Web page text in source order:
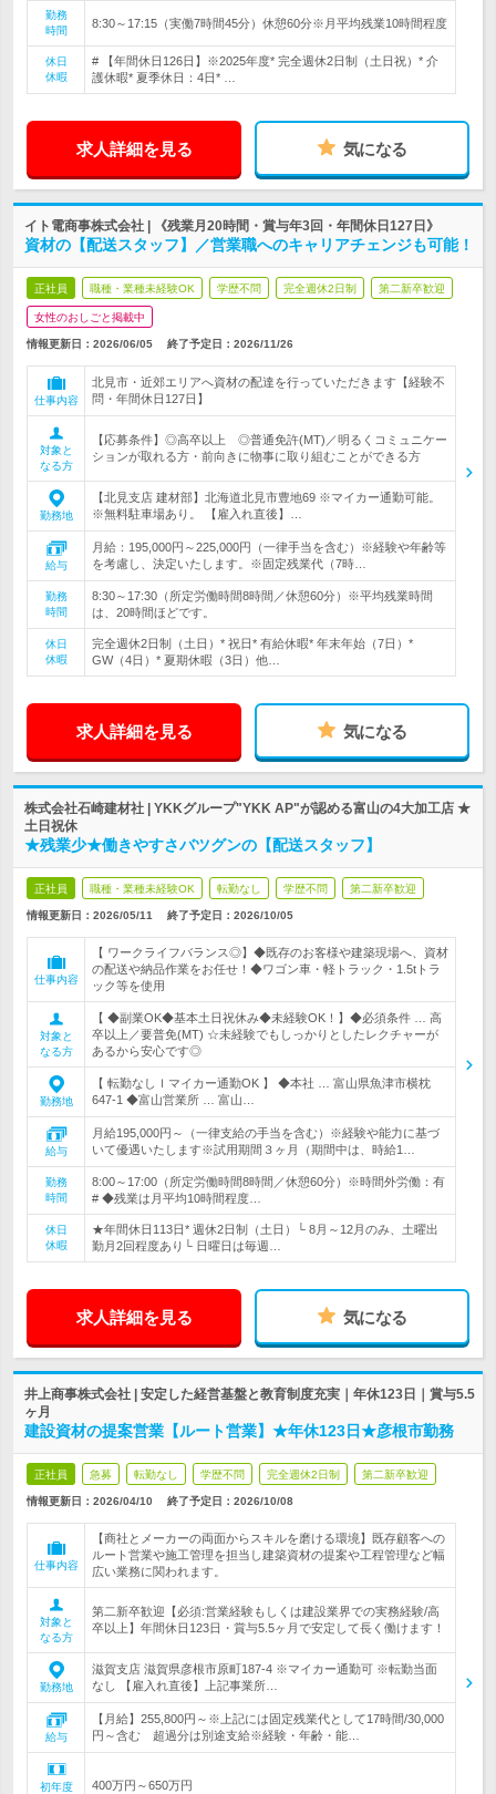
勤務
時間
8:30～17:15（実働7時間45分）休憩60分※月平均残業10時間程度
休日
休暇
# 【年間休日126日】※2025年度* 完全週休2日制（土日祝）* 介
護休暇* 夏季休日：4日* …
求人詳細を見る 気になる
イト電商事株式会社 | 《残業月20時間・賞与年3回・年間休日127日》
資材の【配送スタッフ】／営業職へのキャリアチェンジも可能！
正社員 職種・業種未経験OK 学歴不問 完全週休2日制 第二新卒歓迎
女性のおしごと掲載中
情報更新日：2026/06/05 終了予定日： 2026/11/26
仕事内容
北見市・近郊エリアへ資材の配達を行っていただきます【経験不
問・年間休日127日】
対象と
なる方
【応募条件】◎高卒以上 ◎普通免許(MT)／明るくコミュニケー
ションが取れる方・前向きに物事に取り組むことができる方
勤務地
【北見支店 建材部】北海道北見市豊地69 ※マイカー通勤可能。
※無料駐車場あり。 【雇入れ直後】…
給与
月給：195,000円～225,000円（一律手当を含む）※経験や年齢等
を考慮し、決定いたします。※固定残業代（7時…
勤務
時間
8:30～17:30（所定労働時間8時間／休憩60分）※平均残業時間
は、20時間ほどです。
休日
休暇
完全週休2日制（土日）* 祝日* 有給休暇* 年末年始（7日）*
GW（4日）* 夏期休暇（3日）他…
求人詳細を見る 気になる
株式会社石崎建材社 | YKKグループ"YKK AP"が認める富山の4大加工店 ★
土日祝休
★残業少★働きやすさバツグンの【配送スタッフ】
正社員 職種・業種未経験OK 転勤なし 学歴不問 第二新卒歓迎
情報更新日：2026/05/11 終了予定日： 2026/10/05
仕事内容
【 ワークライフバランス◎】◆既存のお客様や建築現場へ、資材
の配送や納品作業をお任せ！◆ワゴン車・軽トラック・1.5tトラ
ック等を使用
対象と
なる方
【 ◆副業OK◆基本土日祝休み◆未経験OK！】◆必須条件 … 高
卒以上／要普免(MT) ☆未経験でもしっかりとしたレクチャーが
あるから安心です◎
勤務地
【 転勤なしｌマイカー通勤OK 】 ◆本社 … 富山県魚津市横枕
647-1 ◆富山営業所 … 富山…
給与
月給195,000円～（一律支給の手当を含む）※経験や能力に基づ
いて優遇いたします※試用期間３ヶ月（期間中は、時給1…
勤務
時間
8:00～17:00（所定労働時間8時間／休憩60分）※時間外労働：有
# ◆残業は月平均10時間程度…
休日
休暇
★年間休日113日* 週休2日制（土日）└ 8月～12月のみ、土曜出
勤月2回程度あり└ 日曜日は毎週…
求人詳細を見る 気になる
井上商事株式会社 | 安定した経営基盤と教育制度充実｜年休123日｜賞与5.5
ヶ月
建設資材の提案営業【ルート営業】★年休123日★彦根市勤務
正社員 急募 転勤なし 学歴不問 完全週休2日制 第二新卒歓迎
情報更新日：2026/04/10 終了予定日： 2026/10/08
仕事内容
【商社とメーカーの両面からスキルを磨ける環境】既存顧客への
ルート営業や施工管理を担当し建築資材の提案や工程管理など幅
広い業務に関われます。
対象と
なる方
第二新卒歓迎【必須:営業経験もしくは建設業界での実務経験/高
卒以上】年間休日123日・賞与5.5ヶ月で安定して長く働けます！
勤務地
滋賀支店 滋賀県彦根市原町187-4 ※マイカー通勤可 ※転勤当面
なし 【雇入れ直後】上記事業所…
給与
【月給】255,800円～※上記には固定残業代として17時間/30,000
円～含む 超過分は別途支給※経験・年齢・能…
初年度
400万円～650万円